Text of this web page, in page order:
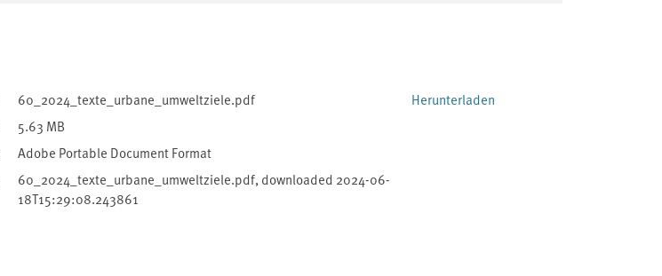
60_2024_texte_urbane_umweltziele.pdf
5.63 MB
Adobe Portable Document Format
60_2024_texte_urbane_umweltziele.pdf, downloaded 2024-06-
18T15:29:08.243861
Herunterladen